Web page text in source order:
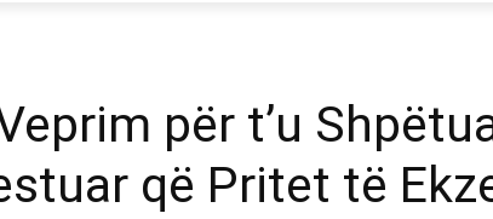
për t’u
që Pritet të